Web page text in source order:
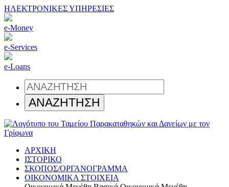
ΗΛΕΚΤΡΟΝΙΚΕΣ ΥΠΗΡΕΣΙΕΣ
e-Money
e-Services
e-Loans
ΑΡΧΙΚΗ
ΙΣΤΟΡΙΚΟ
ΣΚΟΠΟΣ/ΟΡΓΑΝΟΓΡΑΜΜΑ
ΟΙΚΟΝΟΜΙΚΑ ΣΤΟΙΧΕΙΑ